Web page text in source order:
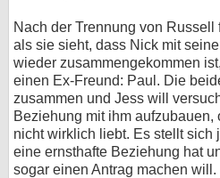
Nach der Trennung von
als sie sieht, dass Nick mit
wieder zusammengekommen
einen Ex-Freund: Paul. Die
zusammen und Jess will
Beziehung mit ihm
nicht wirklich liebt. Es stellt sich
eine ernsthafte Beziehung hat
sogar einen Antrag machen